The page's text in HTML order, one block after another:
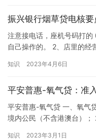
振兴银行烟草贷电核要
注意接电话，座机号码打
自己操作的。 2、店里的
峰期进多少，真实回答。 4
里，在外面就说在外面。 7
知识 2023年4月6日
平安普惠-氧气贷：准
平安普惠-氧气贷 一、氧气
境内公民（不含港澳台）
知识 2023年3月1日